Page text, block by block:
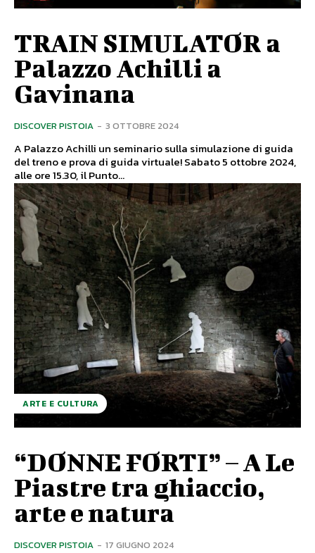
TRAIN SIMULATOR a
Palazzo Achilli a
Gavinana
DISCOVER PISTOIA - 3 OTTOBRE 2024
A Palazzo Achilli un seminario sulla simulazione di guida
del treno e prova di guida virtuale! Sabato 5 ottobre 2024,
alle ore 15.30, il Punto...
ARTE E CULTURA
“DONNE FORTI” – A Le
Piastre tra ghiaccio,
arte e natura
DISCOVER PISTOIA - 17 GIUGNO 2024